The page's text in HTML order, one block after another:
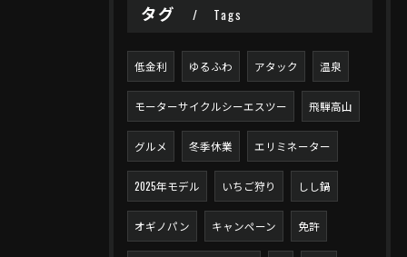
タグ Tags
低金利 ゆるふわ アタック 温泉
モーターサイクルシーエスツー 飛騨高山
グルメ 冬季休業 エリミネーター
2025年モデル いちご狩り しし鍋
オギノパン キャンペーン 免許